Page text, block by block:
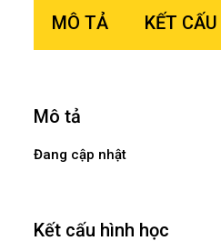
MÔ TẢ KẾT
Mô tả
Đang cập nhật
Kết cấu hình học